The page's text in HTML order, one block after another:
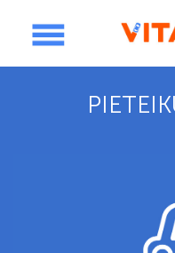
PIETEIKUMS